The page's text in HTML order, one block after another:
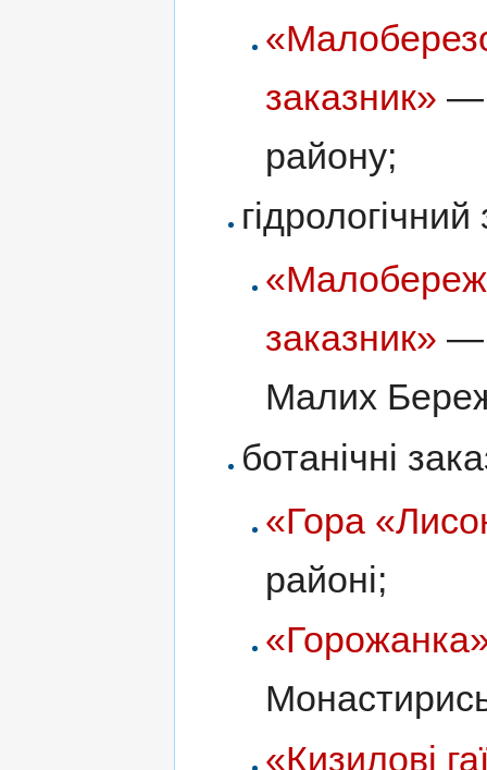
заказник» —
району;
заказник» —
Малих
ботанічні
«Гора
районі;
«Кизилові